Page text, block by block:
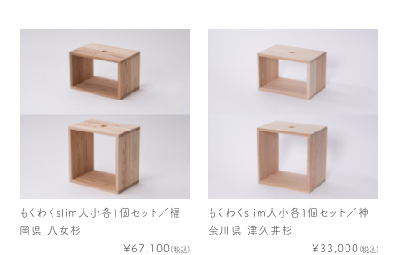
もくわくslim大小各１個セット／福
岡県 八女杉
¥67,100 (税込)
もくわくslim大小各１個セット／神
奈川県 津久井杉
¥33,000 (税込)